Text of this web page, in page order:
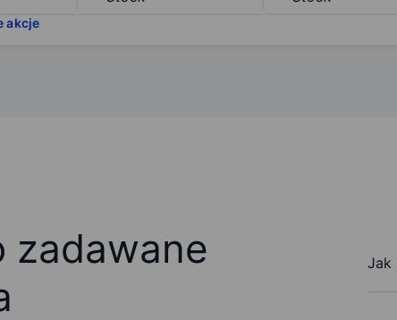
akcje
zadawane
Jak